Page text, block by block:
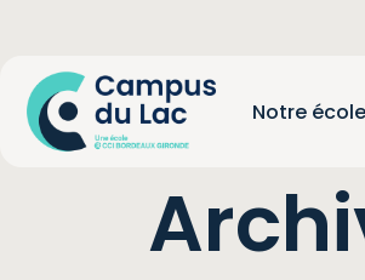
Notre école